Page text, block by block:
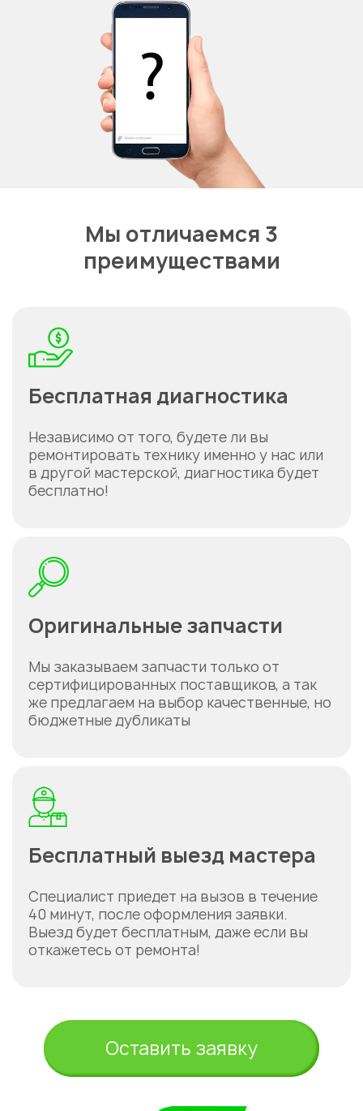
Мы отличаемся 3
преимуществами
Бесплатная диагностика
Независимо от того, будете ли вы
ремонтировать технику именно у нас или
в другой мастерской, диагностика будет
бесплатно!
Оригинальные запчасти
Мы заказываем запчасти только от
сертифицированных поставщиков, а так
же предлагаем на выбор качественные, но
бюджетные дубликаты
Бесплатный выезд мастера
Специалист приедет на вызов в течение
40 минут, после оформления заявки.
Выезд будет бесплатным, даже если вы
откажетесь от ремонта!
Оставить заявку